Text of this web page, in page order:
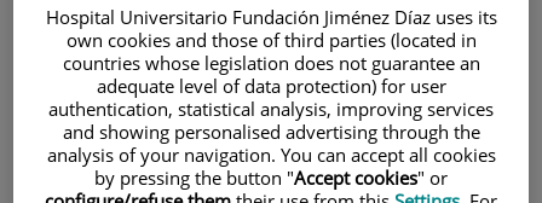
contenido
idiomaHospital Universitario Fundación Jiménez Díaz uses its
own cookies and those of third parties (located in
countries whose legislation does not guarantee an
adequate level of data protection) for user
authentication, statistical analysis, improving services
and showing personalised advertising through the
analysis of your navigation. You can accept all cookies
by pressing the button "Accept cookies" or